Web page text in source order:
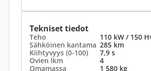
Tekniset tiedot
Teho 110 kW / 150
Sähköinen kantama 285 km
Kiihtyvyys (0-100)
7,9 s
Ovien lkm
4
Omamassa
1 580 kg